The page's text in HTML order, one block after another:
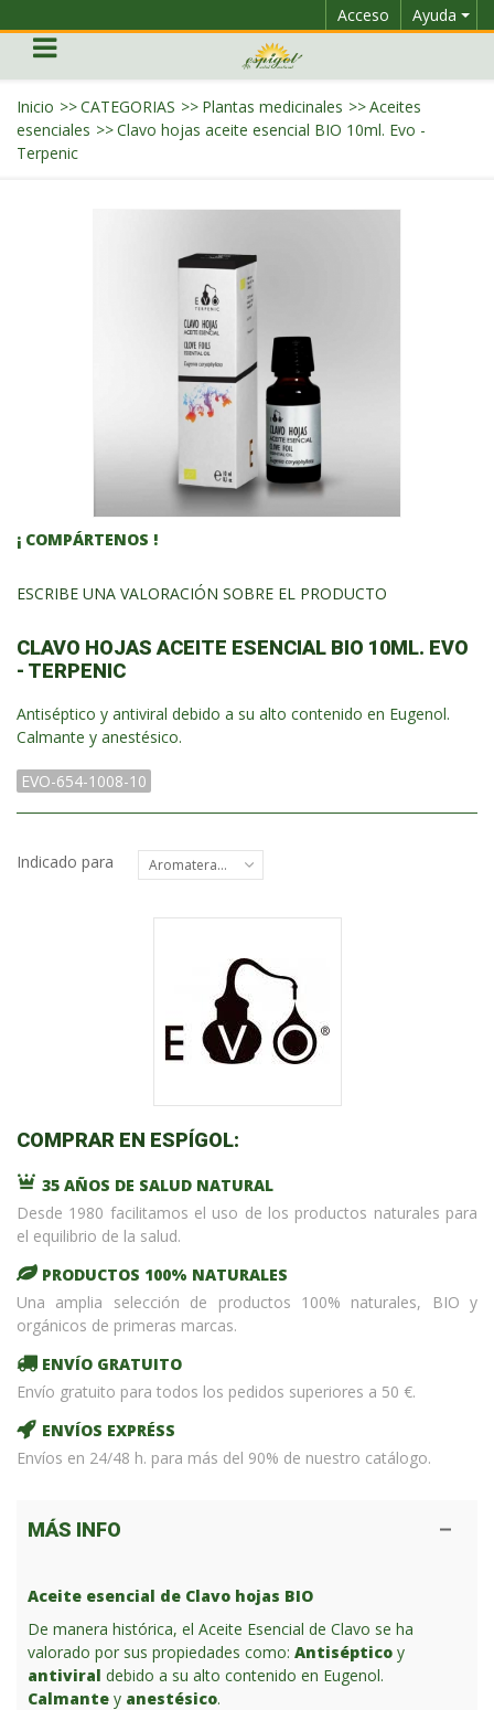
Ayuda
Acceso
Inicio >>CATEGORIAS >> Plantas medicinales >>Aceites
esenciales >>Clavo hojas aceite esencial BIO 10ml. Evo -
Terpenic
¡ COMPÁRTENOS !
ESCRIBE UNA VALORACIÓN SOBRE EL PRODUCTO
CLAVO HOJAS ACEITE ESENCIAL BIO 10ML. EVO
- TERPENIC
Antiséptico y antiviral debido a su alto contenido en Eugenol.
Calmante y anestésico.
EVO-654-1008-10
Indicado para Aromaterapia
COMPRAR EN ESPÍGOL:
35 AÑOS DE SALUD NATURAL
Desde 1980 facilitamos el uso de los productos naturales para
el equilibrio de la salud.
PRODUCTOS 100% NATURALES
Una amplia selección de productos 100% naturales, BIO y
orgánicos de primeras marcas.
ENVÍO GRATUITO
Envío gratuito para todos los pedidos superiores a 50 €.
ENVÍOS EXPRÉSS
Envíos en 24/48 h. para más del 90% de nuestro catálogo.
MÁS INFO
Aceite esencial de Clavo hojas BIO
De manera histórica, el Aceite Esencial de Clavo se ha
valorado por sus propiedades como: Antiséptico y
antiviral debido a su alto contenido en Eugenol.
Calmante y anestésico.